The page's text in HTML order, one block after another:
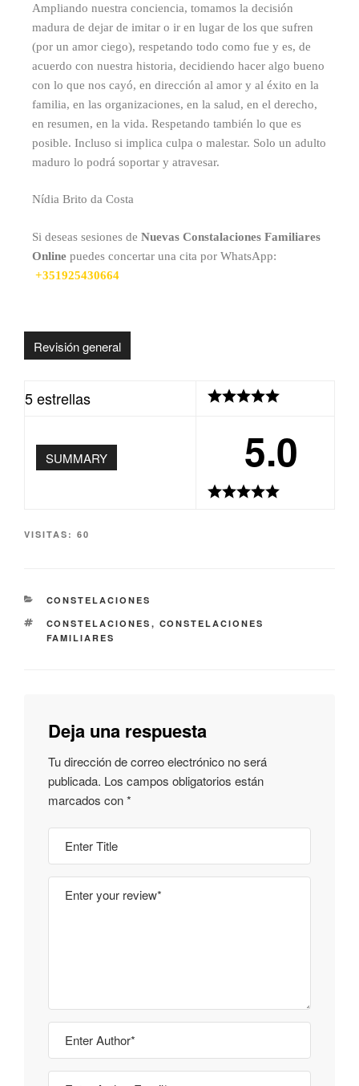
Ampliando nuestra conciencia, tomamos la decisión
madura de dejar de imitar o ir en lugar de los que sufren
(por un amor ciego), respetando todo como fue y es, de
acuerdo con nuestra historia, decidiendo hacer algo bueno
con lo que nos cayó, en dirección al amor y al éxito en la
familia, en las organizaciones, en la salud, en el derecho,
en resumen, en la vida. Respetando también lo que es
posible. Incluso si implica culpa o malestar. Solo un adulto
maduro lo podrá soportar y atravesar.
Nídia Brito da Costa
Si deseas sesiones de Nuevas Constalaciones Familiares
Online puedes concertar una cita por WhatsApp:
+351925430664
Revisión general
5 estrellas
SUMMARY 5.0
VISITAS: 60
CONSTELACIONES
CONSTELACIONES , CONSTELACIONES
FAMILIARES
Deja una respuesta
Tu dirección de correo electrónico no será
publicada. Los campos obligatorios están
marcados con*